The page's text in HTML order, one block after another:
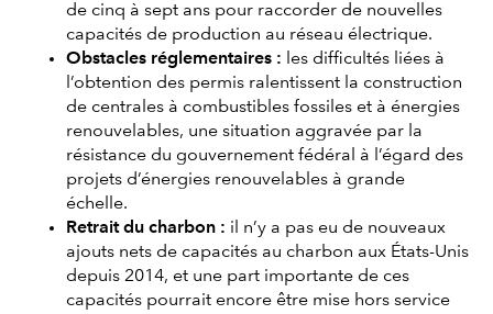
de cinq à sept ans pour raccorder de nouvelles
capacités de production au réseau électrique.
Obstacles réglementaires :
les difficultés liées à
l’obtention des permis ralentissent la construction
de centrales à combustibles fossiles et à énergies
renouvelables, une situation aggravée par la
résistance du gouvernement fédéral à l’égard des
projets d’énergies renouvelables à grande
échelle.
Retrait du charbon : il n’y a pas eu de nouveaux
ajouts nets de capacités au charbon aux États-Unis
depuis 2014, et une part importante de ces
capacités pourrait encore être mise hors service